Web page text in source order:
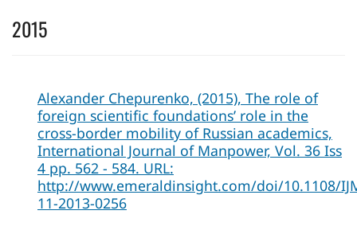
2015
Alexander Chepurenko, (2015), The role of
foreign scientific foundations’ role in the
cross-border mobility of Russian academics,
International Journal of Manpower, Vol. 36 Iss
4 pp. 562 - 584. URL:
http://www.emeraldinsight.com/doi/10.1108/
11-2013-0256